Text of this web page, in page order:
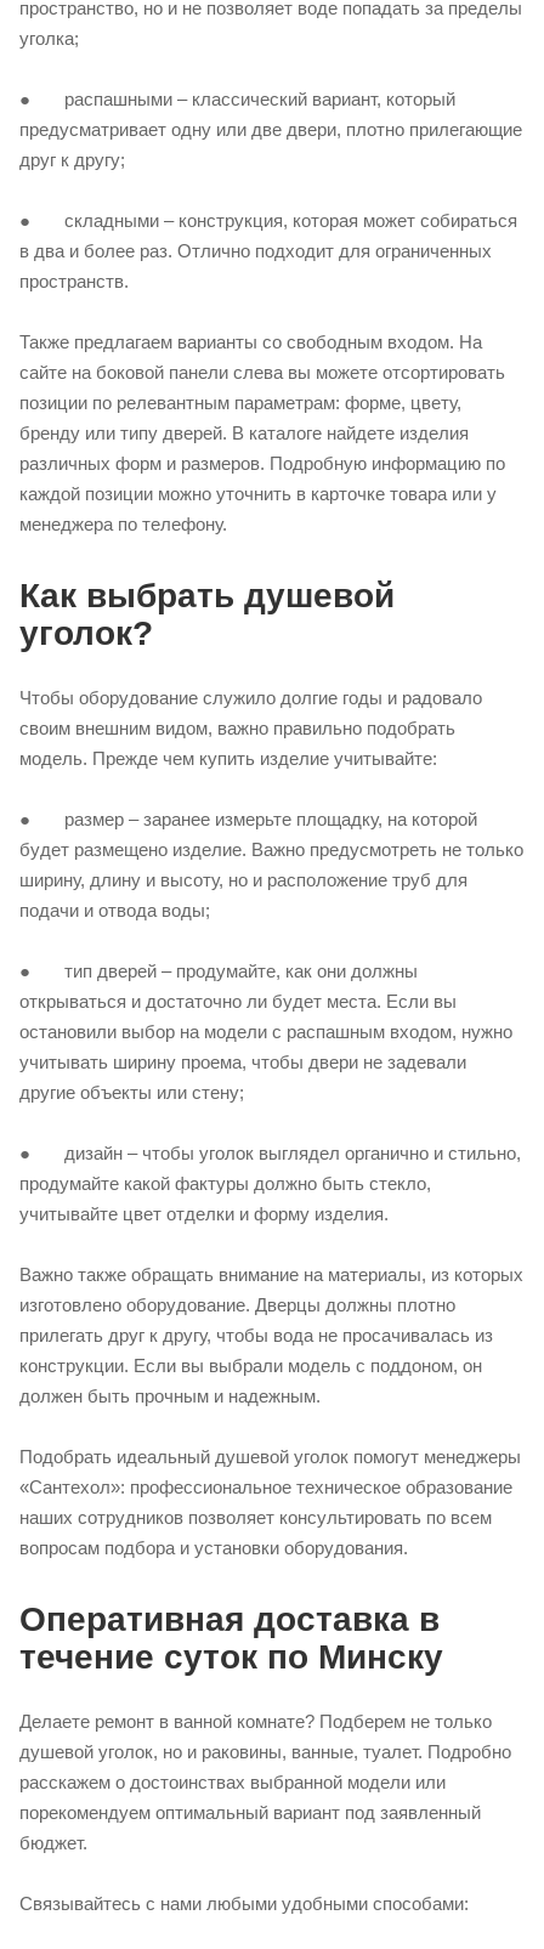
пространство, но и не позволяет воде попадать за пределы
уголка;
● распашными – классический вариант, который
предусматривает одну или две двери, плотно прилегающие
друг к другу;
● складными – конструкция, которая может собираться
в два и более раз. Отлично подходит для ограниченных
пространств.
Также предлагаем варианты со свободным входом. На
сайте на боковой панели слева вы можете отсортировать
позиции по релевантным параметрам: форме, цвету,
бренду или типу дверей. В каталоге найдете изделия
различных форм и размеров. Подробную информацию по
каждой позиции можно уточнить в карточке товара или у
менеджера по телефону.
Как выбрать душевой
уголок?
Чтобы оборудование служило долгие годы и радовало
своим внешним видом, важно правильно подобрать
модель. Прежде чем купить изделие учитывайте:
● размер – заранее измерьте площадку, на которой
будет размещено изделие. Важно предусмотреть не только
ширину, длину и высоту, но и расположение труб для
подачи и отвода воды;
● тип дверей – продумайте, как они должны
открываться и достаточно ли будет места. Если вы
остановили выбор на модели с распашным входом, нужно
учитывать ширину проема, чтобы двери не задевали
другие объекты или стену;
● дизайн – чтобы уголок выглядел органично и стильно,
продумайте какой фактуры должно быть стекло,
учитывайте цвет отделки и форму изделия.
Важно также обращать внимание на материалы, из которых
изготовлено оборудование. Дверцы должны плотно
прилегать друг к другу, чтобы вода не просачивалась из
конструкции. Если вы выбрали модель с поддоном, он
должен быть прочным и надежным.
Подобрать идеальный душевой уголок помогут менеджеры
«Сантехол»: профессиональное техническое образование
наших сотрудников позволяет консультировать по всем
вопросам подбора и установки оборудования.
Оперативная доставка в
течение суток по Минску
Делаете ремонт в ванной комнате? Подберем не только
душевой уголок, но и раковины, ванные, туалет. Подробно
расскажем о достоинствах выбранной модели или
порекомендуем оптимальный вариант под заявленный
бюджет.
Связывайтесь с нами любыми удобными способами: